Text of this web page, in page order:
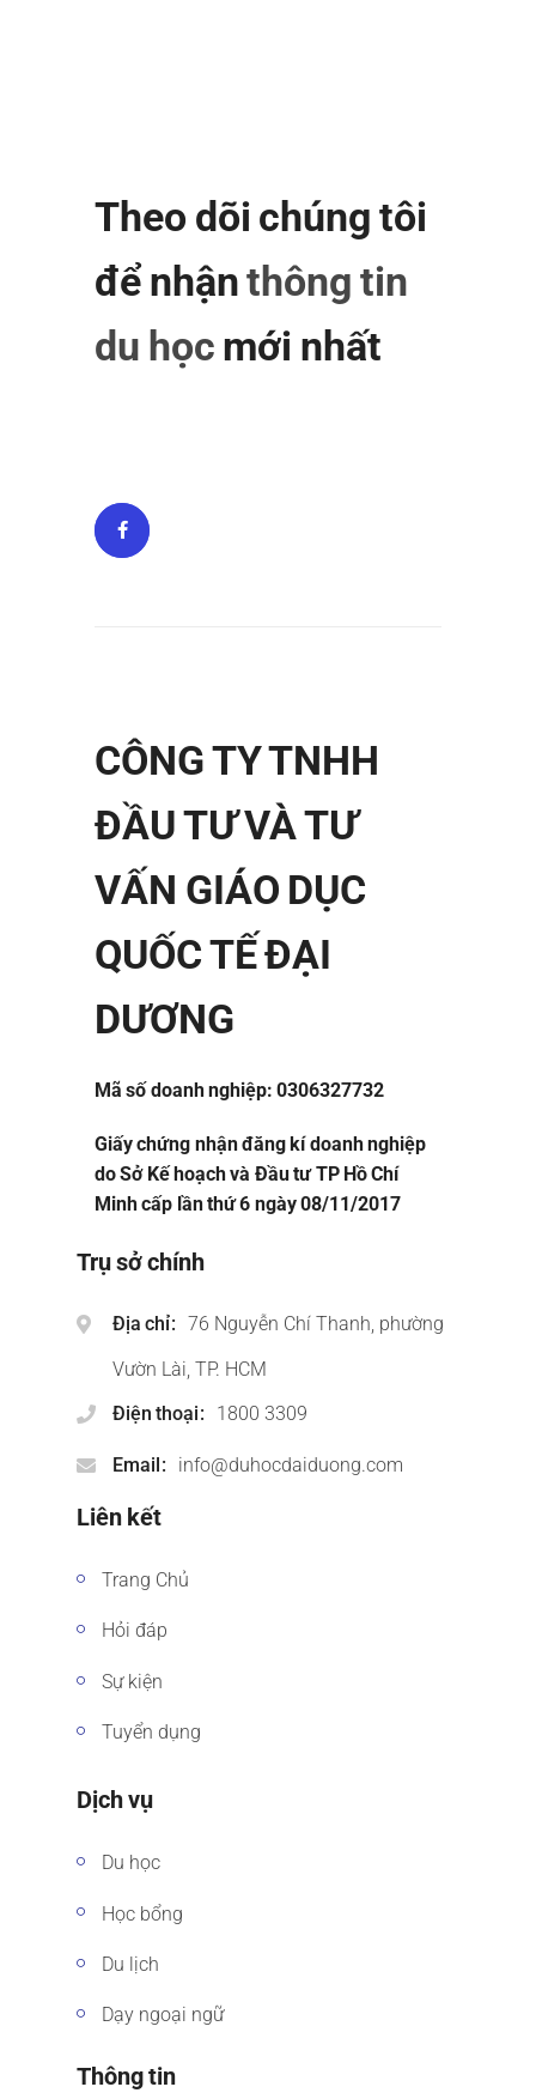
Theo dõi chúng tôi
để nhậnthông tin
du học mới nhất
CÔNG TY TNHH
ĐẦU TƯ VÀ TƯ
VẤN GIÁO DỤC
QUỐC TẾ ĐẠI
DƯƠNG
Mã số doanh nghiệp: 0306327732
Giấy chứng nhận đăng kí doanh nghiệp
do Sở Kế hoạch và Đầu tư TP Hồ Chí
Minh cấp lần thứ 6 ngày 08/11/2017
Trụ sở chính
Địa chỉ
76 Nguyễn Chí Thanh, phường
Vườn Lài, TP. HCM
Điện thoại
1800 3309
Email info@duhocdaiduong.com
Liên kết
Trang Chủ
Hỏi đáp
Sự kiện
Tuyển dụng
Dịch vụ
Du học
Học bổng
Du lịch
Dạy ngoại ngữ
Thông tin